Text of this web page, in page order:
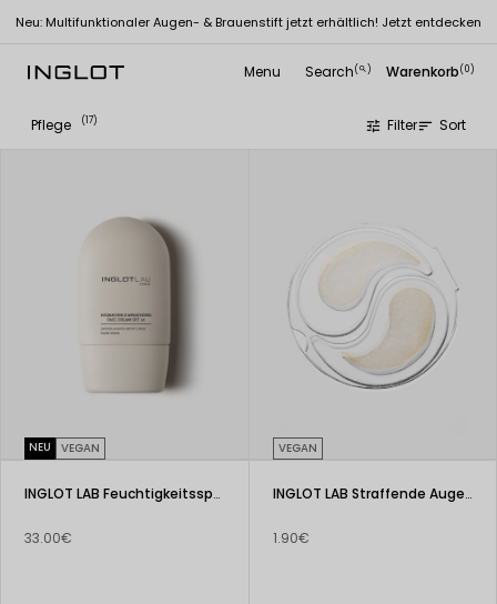
Neu: Multifunktionaler Augen- & Brauenstift jetzt erhältlich! Jetzt entdecken
Menu Search(
search ) Warenkorb(0)
Pflege (17) tune Filtersort Sort
NEU VEGAN
INGLOT LAB Feuchtigkeitsspendende & Glättende Gesichtscreme SPF 50
33.00€
VEGAN
INGLOT LAB Straffende Augenpads mit Kollagen (1 Paar)
1.90€